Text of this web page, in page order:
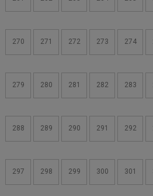
270 271 272 273 274
279 280 281 282 283
288 289 290 291 292
297 298 299 300 301